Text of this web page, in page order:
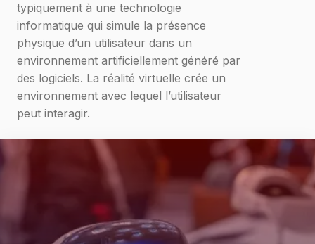
typiquement à une technologie
informatique qui simule la présence
physique d’un utilisateur dans un
environnement artificiellement généré par
des logiciels. La réalité virtuelle crée un
environnement avec lequel l’utilisateur
peut interagir.